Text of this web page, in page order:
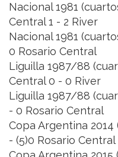
Nacional 1981
Central 1 - 2 River
Nacional 1981
0 Rosario Central
Liguilla 1987/88
Central 0 - 0 River
Liguilla 1987/88
- 0 Rosario Central
Copa Argentina 2014
- (5)0 Rosario Central